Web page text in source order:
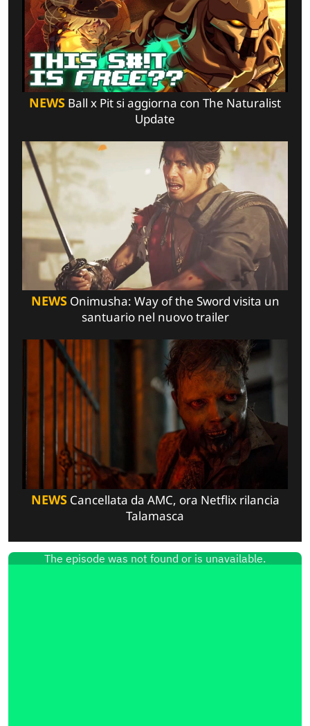
NEWS Ball x Pit si aggiorna con The Naturalist
Update
NEWSOnimusha: Way of the Sword visita un
santuario nel nuovo trailer
NEWSCancellata da AMC, ora Netflix rilancia
Talamasca